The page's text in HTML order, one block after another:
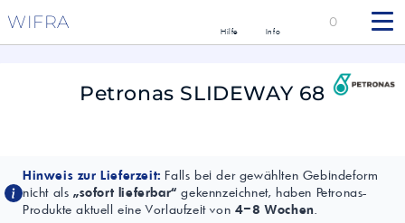
WIFRA Hilfe Info
0
Petronas SLIDEWAY 68
Hinweis zur Lieferzeit: Falls bei der gewählten Gebindeform
nicht als „sofort lieferbar“ gekennzeichnet, haben Petronas-
Produkte aktuell eine Vorlaufzeit von 4–8 Wochen.